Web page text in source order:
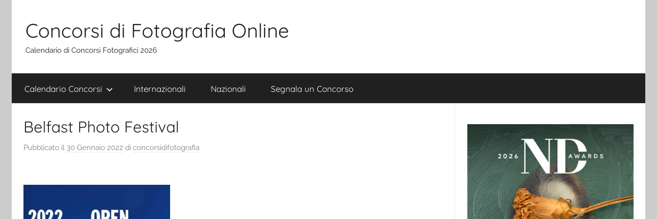
contenuto
Concorsi di Fotografia Online
Calendario di Concorsi Fotografici 2026
Calendario Concorsi Internazionali Nazionali Segnala un Concorso
Belfast Photo Festival
Pubblicato il 30 Gennaio 2022 di concorsidifotografia